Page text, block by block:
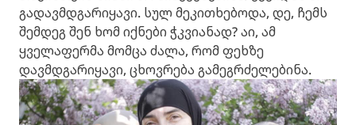
გადავმდგარიყავი. სულ მეკითხებოდა, დე, ჩემს
შემდეგ შენ ხომ იქნები ჭკვიანად? აი, ამ
ყველაფერმა მომცა ძალა, რომ ფეხზე
დავმდგარიყავი, ცხოვრება გამეგრძელებინა.